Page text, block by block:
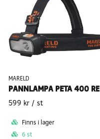
MARELD
PANNLAMPA PETA 400 RE
599 kr / st
Finns i lager
6 st